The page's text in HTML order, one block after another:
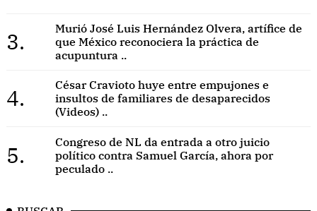
3.
Murió José Luis Hernández Olvera, artífice de
que México reconociera la práctica de
acupuntura ..
4.
César Cravioto huye entre empujones e
insultos de familiares de desaparecidos
(Videos) ..
5.
Congreso de NL da entrada a otro juicio
político contra Samuel García, ahora por
peculado ..